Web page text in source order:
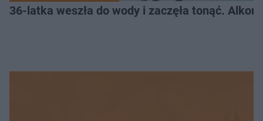
36-latka weszła do wody i zaczęła tonąć.